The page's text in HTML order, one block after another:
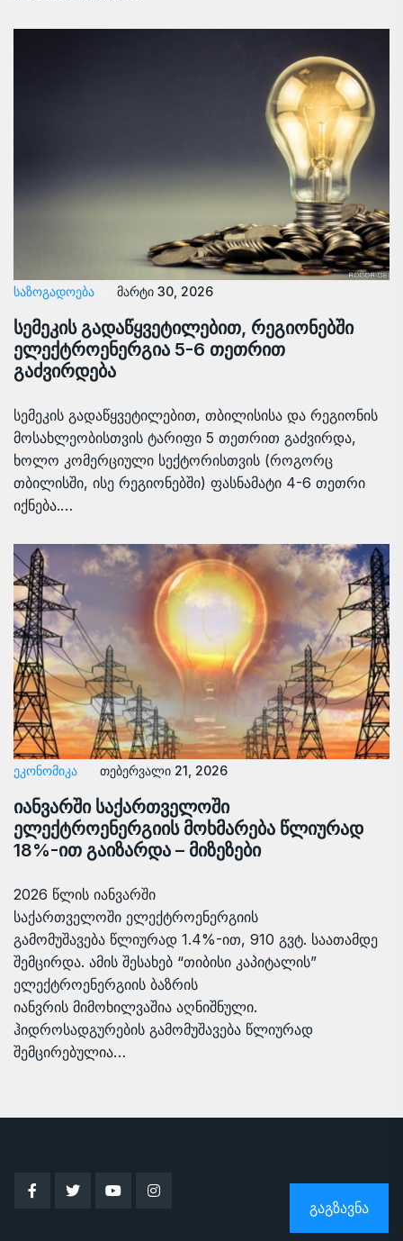
ᲡᲐᲖᲝᲒᲐᲓᲝᲔᲑᲐ მარტი 30, 2026
სემეკის გადაწყვეტილებით, რეგიონებში
ელექტროენერგია 5-6 თეთრით
გაძვირდება
სემეკის გადაწყვეტილებით, თბილისისა და რეგიონის
მოსახლეობისთვის ტარიფი 5 თეთრით გაძვირდა,
ხოლო კომერციული სექტორისთვის (როგორც
თბილისში, ისე რეგიონებში) ფასნამატი 4-6 თეთრი
იქნება.…
ᲔᲙᲝᲜᲝᲛᲘᲙᲐ თებერვალი 21, 2026
იანვარში საქართველოში
ელექტროენერგიის მოხმარება წლიურად
18%-ით გაიზარდა – მიზეზები
2026 წლის იანვარში
საქართველოში ელექტროენერგიის
გამომუშავება წლიურად 1.4%-ით, 910 გვტ. საათამდე
შემცირდა. ამის შესახებ “თიბისი კაპიტალის”
ელექტროენერგიის ბაზრის
იანვრის მიმოხილვაშია აღნიშნული.
ჰიდროსადგურების გამომუშავება წლიურად
შემცირებულია…
ᲒᲐᲒᲖᲐᲕᲜᲐ